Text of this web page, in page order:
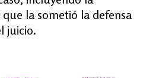
la sometió la defensa
juicio.